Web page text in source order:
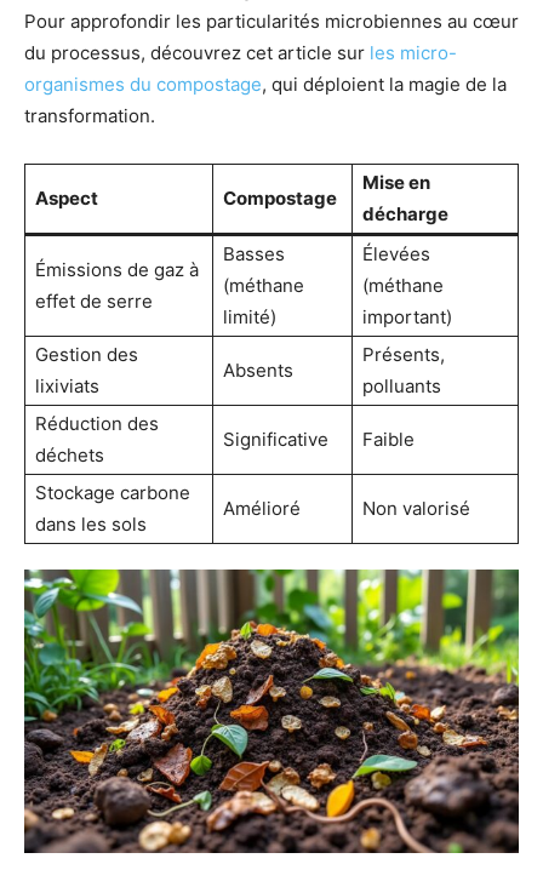
Pour approfondir les particularités microbiennes au cœur
du processus, découvrez cet article sur les micro-
organismes du compostage, qui déploient la magie de la
transformation.
Aspect Compostage
Mise en
décharge
Émissions de gaz à
effet de serre
Basses
(méthane
limité)
Élevées
(méthane
important)
Gestion des
lixiviats
Absents
Présents,
polluants
Réduction des
déchets
Significative Faible
Stockage carbone
dans les sols
Amélioré Non valorisé